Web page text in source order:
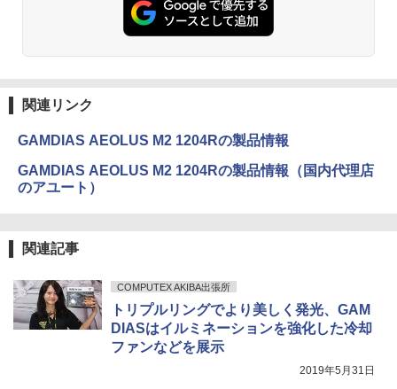
関連リンク
GAMDIAS AEOLUS M2 1204Rの製品情報
GAMDIAS AEOLUS M2 1204Rの製品情報（国内代理店
のアユート）
関連記事
COMPUTEX AKIBA出張所
トリプルリングでより美しく発光、GAM
DIASはイルミネーションを強化した冷却
ファンなどを展示
2019年5月31日